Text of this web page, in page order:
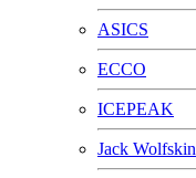
ASICS
ECCO
ICEPEAK
Jack Wolfskin